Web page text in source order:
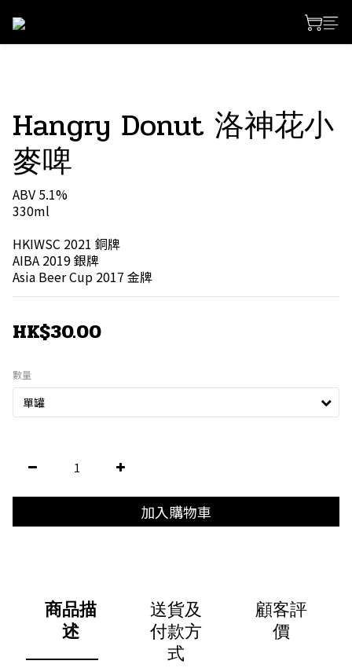
Hangry Donut 洛神花小
麥啤
ABV 5.1%
330ml
HKIWSC 2021 銅牌
AIBA 2019 銀牌
Asia Beer Cup 2017 金牌
HK$30.00
數量
加入購物車
商品描
述
送貨及
付款方
式
顧客評
價